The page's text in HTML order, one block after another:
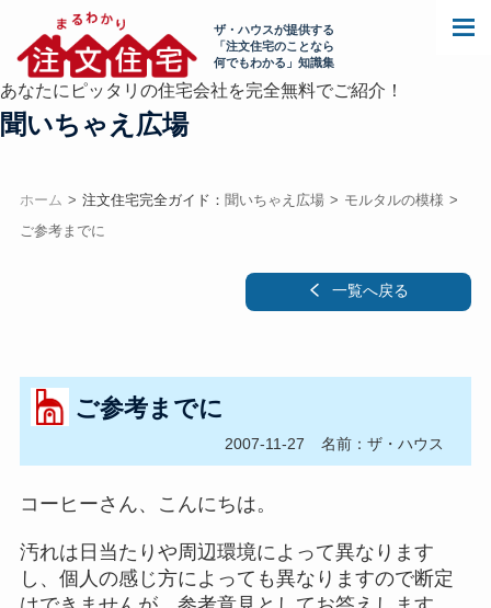
ザ・ハウスが提供する
「注文住宅のことなら
何でもわかる」知識集
あなたにピッタリの住宅会社を完全無料でご紹介！
聞いちゃえ広場
ホーム 注文住宅完全ガイド： 聞いちゃえ広場
モルタルの模様
ご参考までに
一覧へ戻る
ご参考までに
2007-11-27 名前：ザ・ハウス
コーヒーさん、こんにちは。
汚れは日当たりや周辺環境によって異なります
し、個人の感じ方によっても異なりますので断定